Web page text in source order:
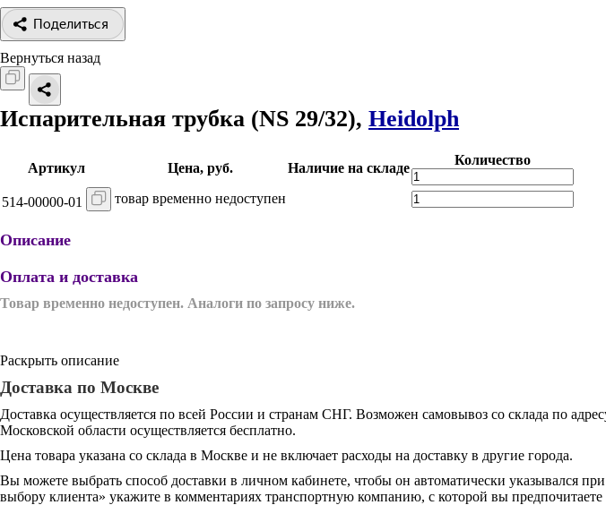
Поделиться
Вернуться назад
Испарительная трубка (NS 29/32), Heidolph
Артикул Цена, руб. Наличие на складе
Количество
514-00000-01 товар временно недоступен
Описание
Оплата и доставка
Товар временно недоступен. Аналоги по запросу ниже.
Раскрыть описание
Доставка по Москве
Доставка осуществляется по всей России и странам СНГ. Возможен самовывоз со склада по
Московской области осуществляется бесплатно.
Цена товара указана со склада в Москве и не включает расходы на доставку в другие города.
Вы можете выбрать способ доставки в личном кабинете, чтобы он автоматически указывался
выбору клиента» укажите в комментариях транспортную компанию, с которой вы предпочитаете